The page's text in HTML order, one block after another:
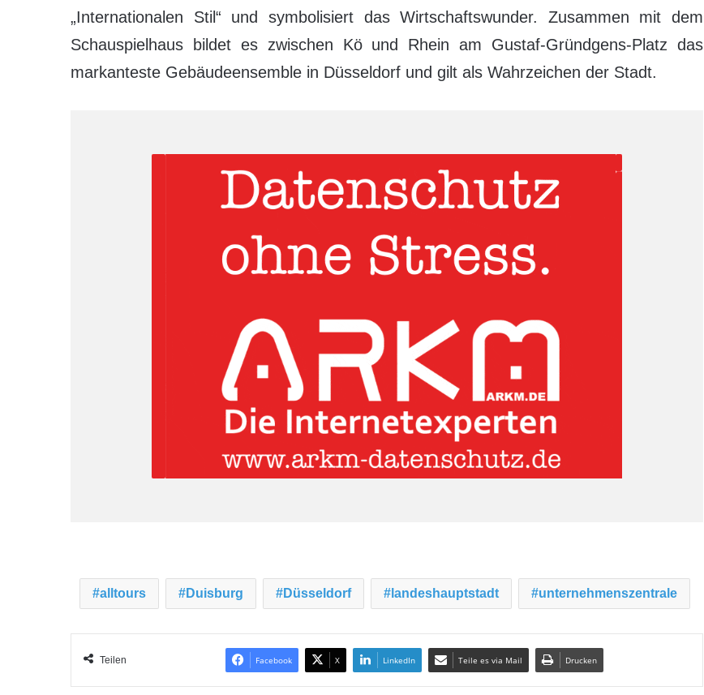
„Internationalen Stil“ und symbolisiert das Wirtschaftswunder. Zusammen mit dem
Schauspielhaus bildet es zwischen Kö und Rhein am Gustaf-Gründgens-Platz das
markanteste Gebäudeensemble in Düsseldorf und gilt als Wahrzeichen der Stadt.
alltours Duisburg Düsseldorf landeshauptstadt unternehmenszentrale
Teilen Facebook X LinkedIn Teile es via Mail Drucken